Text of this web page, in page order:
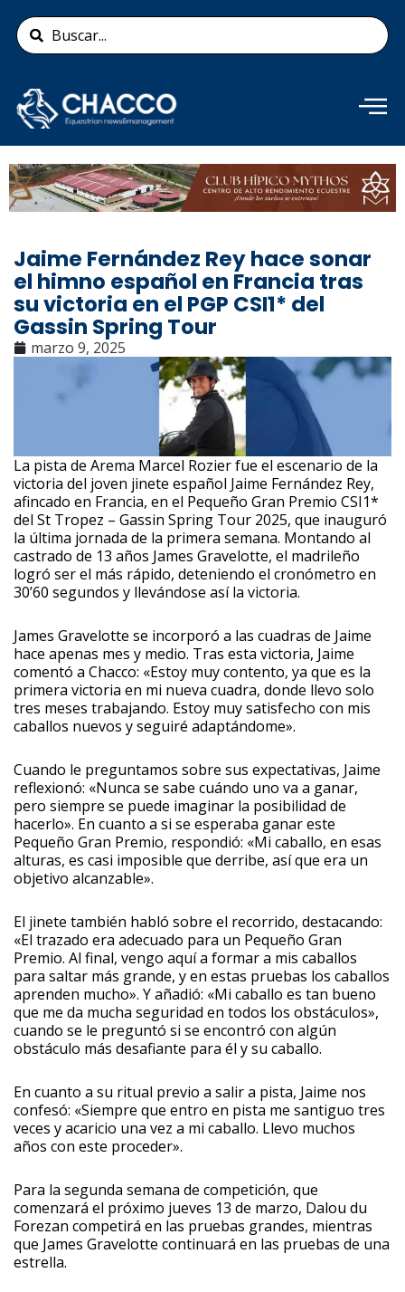
contenido
Search
...
Añade aquí tu texto de
cabecera
Jaime Fernández Rey hace sonar
el himno español en Francia tras
su victoria en el PGP CSI1* del
Gassin Spring Tour
marzo 9, 2025
La pista de Arema Marcel Rozier fue el escenario de la
victoria del joven jinete español Jaime Fernández Rey,
afincado en Francia, en el Pequeño Gran Premio CSI1*
del St Tropez – Gassin Spring Tour 2025, que inauguró
la última jornada de la primera semana. Montando al
castrado de 13 años James Gravelotte, el madrileño
logró ser el más rápido, deteniendo el cronómetro en
30’60 segundos y llevándose así la victoria.
James Gravelotte se incorporó a las cuadras de Jaime
hace apenas mes y medio. Tras esta victoria, Jaime
comentó a Chacco: «Estoy muy contento, ya que es la
primera victoria en mi nueva cuadra, donde llevo solo
tres meses trabajando. Estoy muy satisfecho con mis
caballos nuevos y seguiré adaptándome».
Cuando le preguntamos sobre sus expectativas, Jaime
reflexionó: «Nunca se sabe cuándo uno va a ganar,
pero siempre se puede imaginar la posibilidad de
hacerlo». En cuanto a si se esperaba ganar este
Pequeño Gran Premio, respondió: «Mi caballo, en esas
alturas, es casi imposible que derribe, así que era un
objetivo alcanzable».
El jinete también habló sobre el recorrido, destacando:
«El trazado era adecuado para un Pequeño Gran
Premio. Al final, vengo aquí a formar a mis caballos
para saltar más grande, y en estas pruebas los caballos
aprenden mucho». Y añadió: «Mi caballo es tan bueno
que me da mucha seguridad en todos los obstáculos»,
cuando se le preguntó si se encontró con algún
obstáculo más desafiante para él y su caballo.
En cuanto a su ritual previo a salir a pista, Jaime nos
confesó: «Siempre que entro en pista me santiguo tres
veces y acaricio una vez a mi caballo. Llevo muchos
años con este proceder».
Para la segunda semana de competición, que
comenzará el próximo jueves 13 de marzo, Dalou du
Forezan competirá en las pruebas grandes, mientras
que James Gravelotte continuará en las pruebas de una
estrella.